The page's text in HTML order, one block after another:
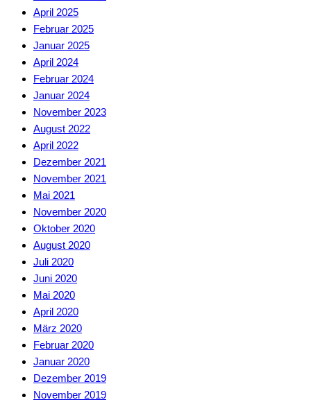
April 2025
Februar 2025
Januar 2025
April 2024
Februar 2024
Januar 2024
November 2023
August 2022
April 2022
Dezember 2021
November 2021
Mai 2021
November 2020
Oktober 2020
August 2020
Juli 2020
Juni 2020
Mai 2020
April 2020
März 2020
Februar 2020
Januar 2020
Dezember 2019
November 2019